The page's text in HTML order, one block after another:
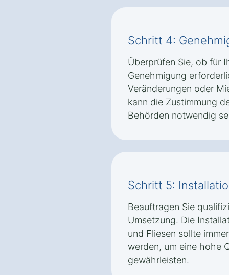
Schritt 4:
Überprüfen Sie, ob für
Genehmigung
Veränderungen oder
kann die Zustimmung
Behörden notwendig
Schritt 5:
Beauftragen Sie
Umsetzung. Die
und Fliesen sollte
werden, um eine hohe
gewährleisten.